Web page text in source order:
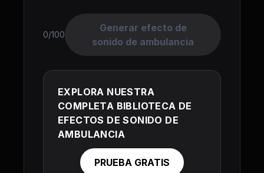
0/100
Generar efecto de
sonido de ambulancia
EXPLORA NUESTRA
COMPLETA BIBLIOTECA DE
EFECTOS DE SONIDO DE
AMBULANCIA
PRUEBA GRATIS